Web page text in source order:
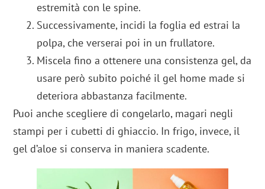
estremità con le spine.
Successivamente, incidi la foglia ed estrai la
polpa, che verserai poi in un frullatore.
Miscela fino a ottenere una consistenza gel, da
usare però subito poiché il gel home made si
deteriora abbastanza facilmente.
Puoi anche scegliere di congelarlo, magari negli
stampi per i cubetti di ghiaccio. In frigo, invece, il
gel d’aloe si conserva in maniera scadente.